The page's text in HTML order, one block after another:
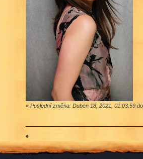
« Poslední změna: Duben 18, 2021, 01:03:59
♠